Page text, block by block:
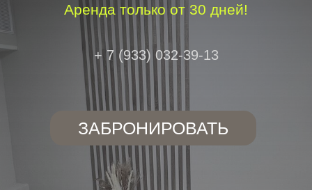
Аренда только от 30 дней!
+ 7 (933) 032-39-13
ЗАБРОНИРОВАТЬ